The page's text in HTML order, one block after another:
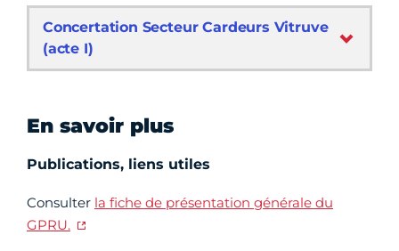
Concertation Secteur Cardeurs Vitruve
(acte I)
En savoir plus
Publications, liens utiles
Consulter la fiche de présentation générale du
GPRU.